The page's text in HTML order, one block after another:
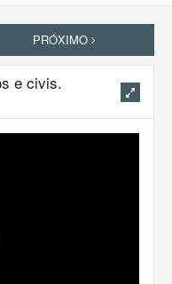
PRÓXIMO
e civis.